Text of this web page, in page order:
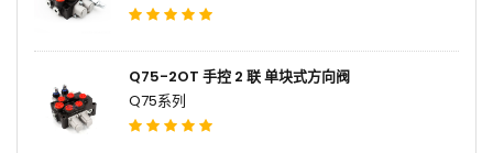
Q75-2OT 手控 2 联 单块式方向阀
Q75系列